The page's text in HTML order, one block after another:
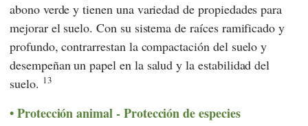
abono verde y tienen una variedad de propiedades para
mejorar el suelo. Con su sistema de raíces ramificado y
profundo, contrarrestan la compactación del suelo y
desempeñan un papel en la salud y la estabilidad del
suelo. 13
Protección animal - Protección de especies